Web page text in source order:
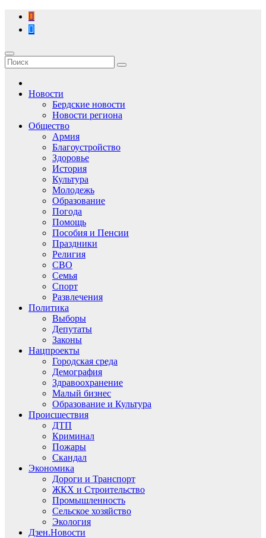
Перейти
содержимому
Новости
Бердские новости
Новости региона
Общество
Армия
Благоустройство
Здоровье
История
Культура
Молодежь
Образование
Погода
Помощь
Пособия и Пенсии
Праздники
Религия
СВО
Семья
Спорт
Развлечения
Политика
Выборы
Депутаты
Законы
Нацпроекты
Городская среда
Демография
Здравоохранение
Малый бизнес
Образование и Культура
Происшествия
ДТП
Криминал
Пожары
Скандал
Экономика
Дороги и Транспорт
ЖКХ и Строительство
Промышленность
Сельское хозяйство
Экология
Дзен.Новости